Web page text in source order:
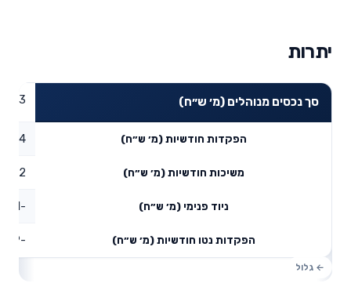
יתרות
סך נכסים מנוהלים (מ׳ ש״ח)
הפקדות חודשיות (מ׳ ש״ח) 0.64
משיכות חודשיות (מ׳ ש״ח) 0.12
ניוד פנימי (מ׳ ש״ח) -0.81
הפקדות נטו חודשיות (מ׳ ש״ח) -0.29